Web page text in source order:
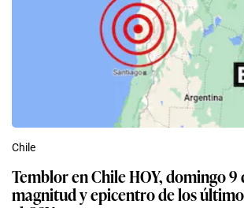
Chile
Temblor en Chile HOY, domingo 9
magnitud y epicentro de los